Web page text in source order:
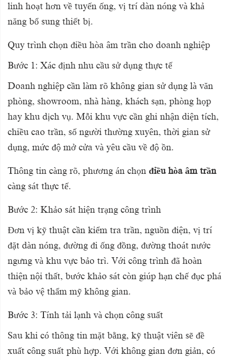
linh hoạt hơn về tuyến ống, vị trí dàn nóng và khả
năng bổ sung thiết bị.
Quy trình chọn điều hòa âm trần cho doanh nghiệp
Bước 1: Xác định nhu cầu sử dụng thực tế
Doanh nghiệp cần làm rõ không gian sử dụng là văn
phòng, showroom, nhà hàng, khách sạn, phòng họp
hay khu dịch vụ. Mỗi khu vực cần ghi nhận diện tích,
chiều cao trần, số người thường xuyên, thời gian sử
dụng, mức độ mở cửa và yêu cầu về độ ồn.
Thông tin càng rõ, phương án chọn điều hòa âm trần
càng sát thực tế.
Bước 2: Khảo sát hiện trạng công trình
Đơn vị kỹ thuật cần kiểm tra trần, nguồn điện, vị trí
đặt dàn nóng, đường đi ống đồng, đường thoát nước
ngưng và khu vực bảo trì. Với công trình đã hoàn
thiện nội thất, bước khảo sát còn giúp hạn chế đục phá
và bảo vệ thẩm mỹ không gian.
Bước 3: Tính tải lạnh và chọn công suất
Sau khi có thông tin mặt bằng, kỹ thuật viên sẽ đề
xuất công suất phù hợp. Với không gian đơn giản, có